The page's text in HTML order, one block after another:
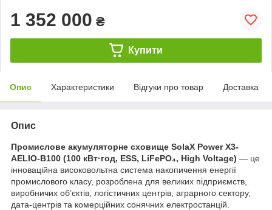
1 352 000 ₴
Купити
Опис Характеристики Відгуки про товар Доставка
Опис
Промислове акумуляторне сховище SolaX Power X3-
AELIO-B100 (100 кВт·год, ESS, LiFePO₄, High Voltage) — це
інноваційна високовольтна система накопичення енергії
промислового класу, розроблена для великих підприємств,
виробничих об’єктів, логістичних центрів, аграрного сектору,
дата-центрів та комерційних сонячних електростанцій.